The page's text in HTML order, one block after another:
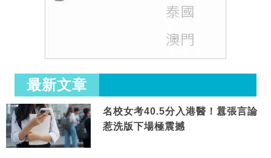
最新文章
名校女考40.5分入港醫！囂張言論
惹洗版下場極震撼